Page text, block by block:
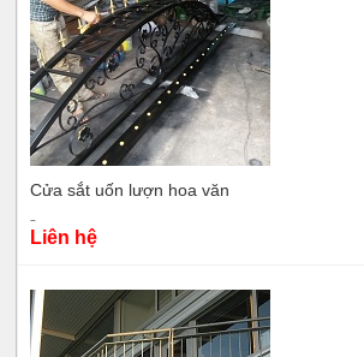
Cửa sắt uốn lượn hoa văn
Liên hệ